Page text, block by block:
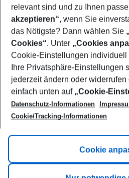
Show more
Footer
Footer navigation
Title A
Link A
relevant sind und zu Ihnen
akzeptieren“, wenn Sie
das Nötigste? Dann wählen Sie
Cookies“. Unter „Cookies
Cookie-Einstellungen individuell
Ihre Privatsphäre-Einstellungen
jederzeit ändern oder
einfach unten auf „Cookie-
Datenschutz-Informationen
Cookie/Tracking-Informationen
Cookie